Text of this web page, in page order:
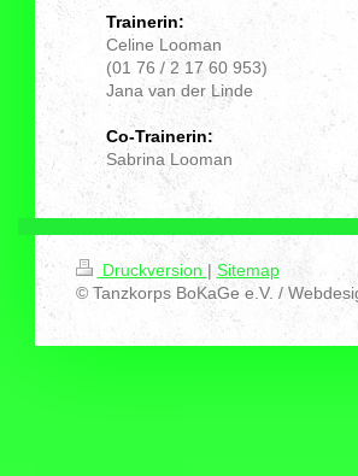
Trainerin:
Celine Looman
(01 76 / 2 17 60 953)
Jana van der Linde
Co-Trainerin:
Sabrina Looman
Druckversion | Sitemap
© Tanzkorps BoKaGe e.V. /